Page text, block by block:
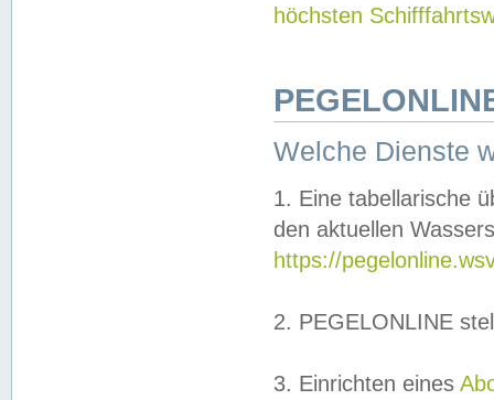
höchsten
Welche Dienste
1. Eine tabellarische
den aktuellen
https://
2. PEGELONLINE
3. Einrichten eines